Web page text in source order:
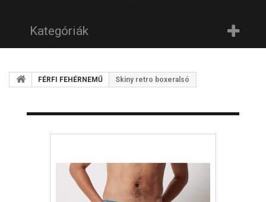
Kategóriák
FÉRFI FEHÉRNEMŰ Skiny retro boxeralsó